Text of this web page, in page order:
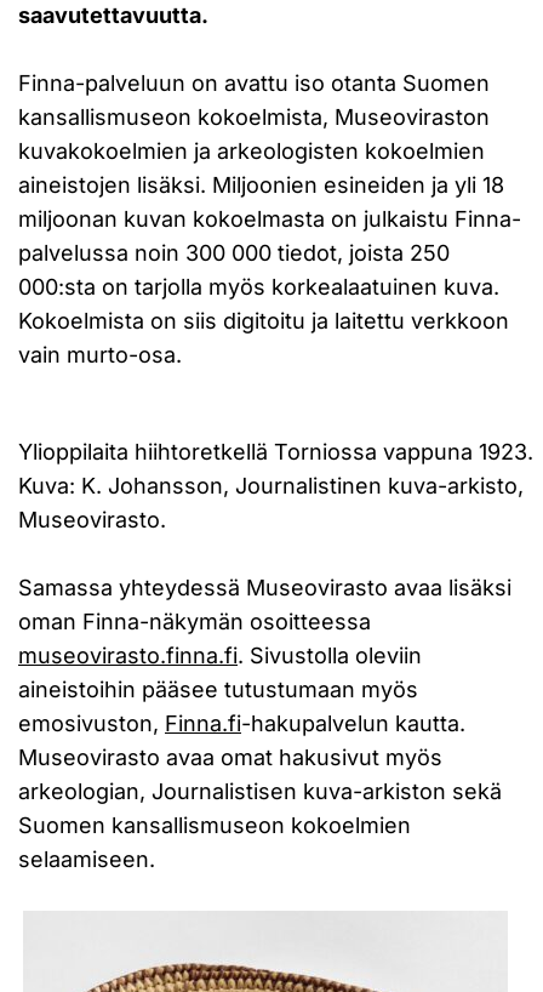
saavutettavuutta.
Finna-palveluun on avattu iso otanta Suomen
kansallismuseon kokoelmista, Museoviraston
kuvakokoelmien ja arkeologisten kokoelmien
aineistojen lisäksi. Miljoonien esineiden ja yli 18
miljoonan kuvan kokoelmasta on julkaistu Finna-
palvelussa noin 300 000 tiedot, joista 250
000:sta on tarjolla myös korkealaatuinen kuva.
Kokoelmista on siis digitoitu ja laitettu verkkoon
vain murto-osa.
Ylioppilaita hiihtoretkellä Torniossa vappuna 1923.
Kuva: K. Johansson, Journalistinen kuva-arkisto,
Museovirasto.
Samassa yhteydessä Museovirasto avaa lisäksi
oman Finna-näkymän osoitteessa
museovirasto.finna.fi. Sivustolla oleviin
aineistoihin pääsee tutustumaan myös
emosivuston, Finna.fi-hakupalvelun kautta.
Museovirasto avaa omat hakusivut myös
arkeologian, Journalistisen kuva-arkiston sekä
Suomen kansallismuseon kokoelmien
selaamiseen.